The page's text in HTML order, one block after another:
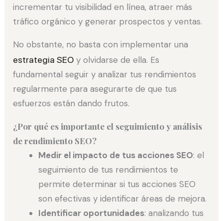
incrementar tu visibilidad en línea, atraer más
tráfico orgánico y generar prospectos y ventas.
No obstante, no basta con implementar una
estrategia SEO y olvidarse de ella. Es
fundamental seguir y analizar tus rendimientos
regularmente para asegurarte de que tus
esfuerzos están dando frutos.
¿Por qué es importante el seguimiento y análisis
de rendimiento SEO?
Medir el impacto de tus acciones SEO: el
seguimiento de tus rendimientos te
permite determinar si tus acciones SEO
son efectivas y identificar áreas de mejora.
Identificar oportunidades: analizando tus